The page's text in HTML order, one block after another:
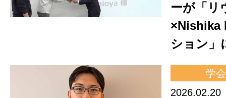
ーが「リ
×Nishika
ション」
学会
2026.02.20